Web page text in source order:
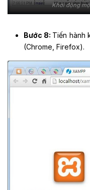
Khởi động
Bước 8: Tiến hành
(Chrome, Firefox).